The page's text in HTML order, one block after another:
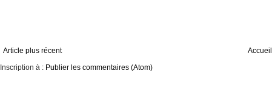
Article plus récent
Accueil
Inscription à : Publier les commentaires (Atom)